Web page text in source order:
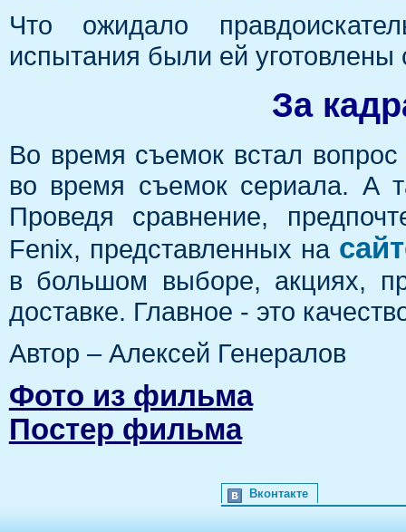
Что ожидало
испытания были ей уготовлены
За
Во время съемок встал
во время съемок сериала. А
Проведя сравнение,
Fenix, представленных на
в большом выборе, акциях,
доставке. Главное - это
Автор – Алексей Генералов
Фото из фильма
Постер фильма
Вконтакте